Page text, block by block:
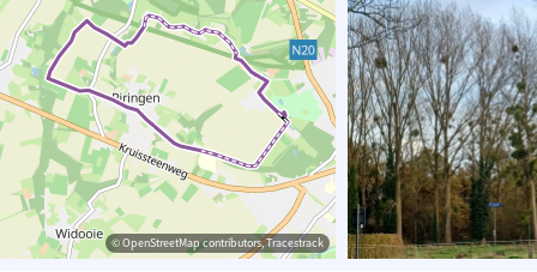
© OpenStreetMap contributors, Tracestrack